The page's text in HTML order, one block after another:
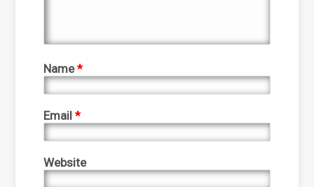
Name*
Email*
Website